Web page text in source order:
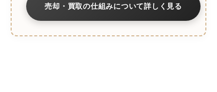
売却・買取の仕組みについて詳しく見る